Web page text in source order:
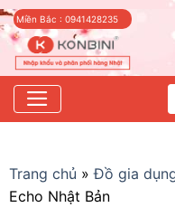
Skip
to
content
Miền Bắc : 0941428235
Trang chủ »Đồ gia
Echo Nhật Bản